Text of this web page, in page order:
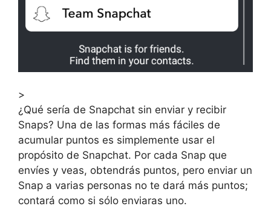
>
¿Qué sería de Snapchat sin enviar y recibir
Snaps? Una de las formas más fáciles de
acumular puntos es simplemente usar el
propósito de Snapchat. Por cada Snap que
envíes y veas, obtendrás puntos, pero enviar un
Snap a varias personas no te dará más puntos;
contará como si sólo enviaras uno.